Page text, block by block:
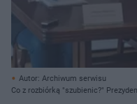
Autor: Archiwum serwisu
Co z rozbiórką "szubienic?"